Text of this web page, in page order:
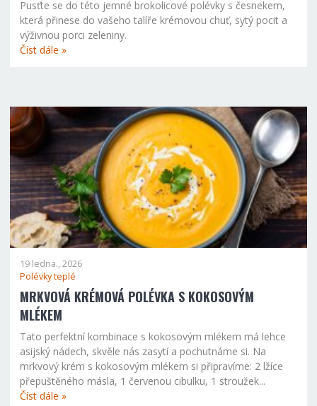
Pusťte se do této jemné brokolicové polévky s česnekem,
která přinese do vašeho talíře krémovou chuť, sytý pocit a
výživnou porci zeleniny.
Číst dále »
19 ledna., 2026
Polévky teplé
MRKVOVÁ KRÉMOVÁ POLÉVKA S KOKOSOVÝM
MLÉKEM
Tato perfektní kombinace s kokosovým mlékem má lehce
asijský nádech, skvěle nás zasytí a pochutnáme si. Na
mrkvový krém s kokosovým mlékem si připravíme: 2 lžíce
přepuštěného másla, 1 červenou cibulku, 1 stroužek...
Číst dále »